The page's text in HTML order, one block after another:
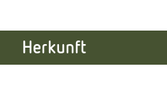
Herkunft